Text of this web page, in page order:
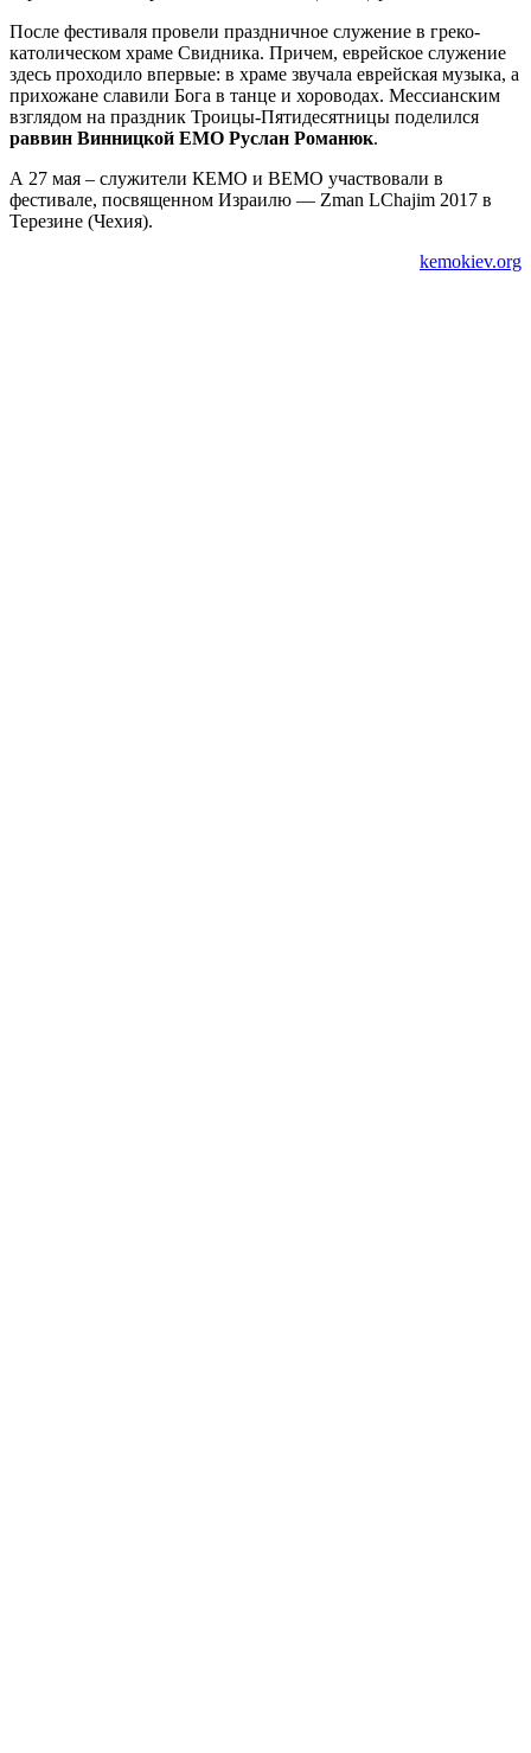
После фестиваля провели праздничное служение в греко-
католическом храме Свидника. Причем, еврейское служение
здесь проходило впервые: в храме звучала еврейская музыка, а
прихожане славили Бога в танце и хороводах. Мессианским
взглядом на праздник Троицы-Пятидесятницы поделился
раввин Винницкой ЕМО Руслан Романюк.
А 27 мая – служители КЕМО и ВЕМО участвовали в
фестивале, посвященном Израилю — Zman LChajim 2017 в
Терезине (Чехия).
kemokiev.org